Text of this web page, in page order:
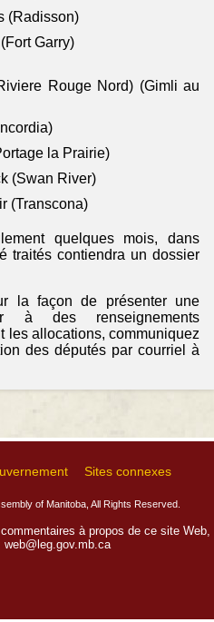
(Radisson)
Garry)
Rouge Nord) (Gimli au
la Prairie)
(Swan River)
(Transcona)
quelques mois, dans
traités contiendra un dossier
la façon de présenter une
à des renseignements
les allocations, communiquez
des députés par courriel à
Sites connexes
of Manitoba, All Rights Reserved.
à propos de ce site Web,
web@leg.gov.mb.ca